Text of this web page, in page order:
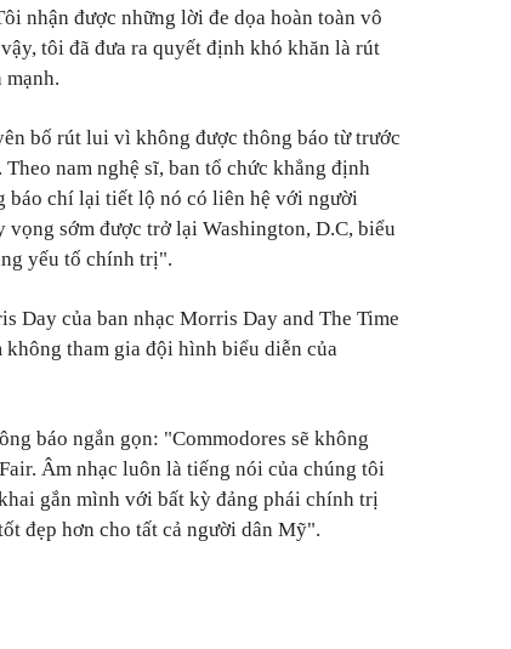
nhận được những lời đe dọa hoàn toàn vô
tôi đã đưa ra quyết định khó khăn là rút
bố rút lui vì không được thông báo từ trước
nam nghệ sĩ, ban tổ chức khẳng định
báo chí lại tiết lộ nó có liên hệ với người
vọng sớm được trở lại Washington, D.C, biểu
yếu tố chính trị".
Day của ban nhạc Morris Day and The Time
tham gia đội hình biểu diễn của
báo ngắn gọn: "Commodores sẽ không
Âm nhạc luôn là tiếng nói của chúng tôi
gắn mình với bất kỳ đảng phái chính trị
đẹp hơn cho tất cả người dân Mỹ".